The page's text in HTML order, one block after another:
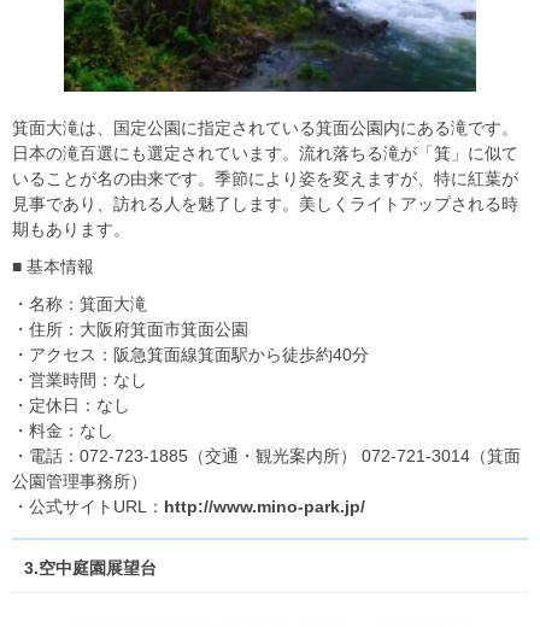
箕面大滝は、国定公園に指定されている箕面公園内にある滝です。
日本の滝百選にも選定されています。流れ落ちる滝が「箕」に似て
いることが名の由来です。季節により姿を変えますが、特に紅葉が
見事であり、訪れる人を魅了します。美しくライトアップされる時
期もあります。
■ 基本情報
・名称：箕面大滝
・住所：大阪府箕面市箕面公園
・アクセス：阪急箕面線箕面駅から徒歩約40分
・営業時間：なし
・定休日：なし
・料金：なし
・電話：072-723-1885（交通・観光案内所） 072-721-3014（箕面
公園管理事務所）
・公式サイトURL： http://www.mino-park.jp/
3.空中庭園展望台